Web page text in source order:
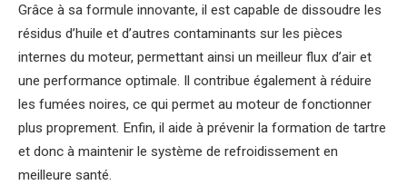
Grâce à sa formule innovante, il est capable de dissoudre les
résidus d’huile et d’autres contaminants sur les pièces
internes du moteur, permettant ainsi un meilleur flux d’air et
une performance optimale. Il contribue également à réduire
les fumées noires, ce qui permet au moteur de fonctionner
plus proprement. Enfin, il aide à prévenir la formation de tartre
et donc à maintenir le système de refroidissement en
meilleure santé.